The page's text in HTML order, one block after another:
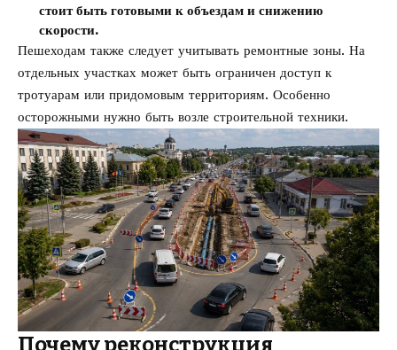
стоит быть готовыми к объездам и снижению
скорости.
Пешеходам также следует учитывать ремонтные зоны. На
отдельных участках может быть ограничен доступ к
тротуарам или придомовым территориям. Особенно
осторожными нужно быть возле строительной техники.
Почему реконструкция